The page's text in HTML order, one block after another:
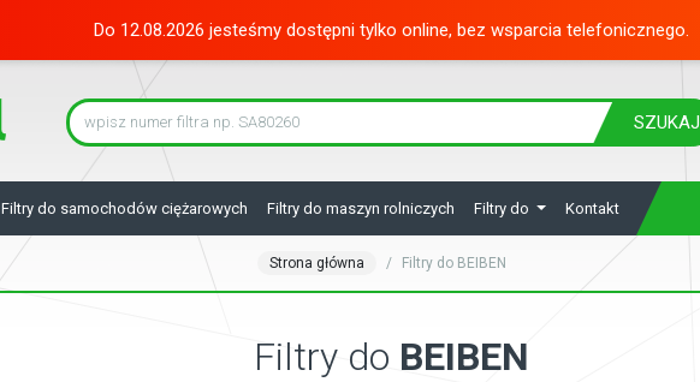
Do 12.08.2026 jesteśmy dostępni tylko online, bez wsparcia telefonicznego.
SZUKAJ
Filtry do samochodów ciężarowych Filtry do maszyn rolniczych Filtry do Kontakt
Strona główna Filtry do BEIBEN
Filtry do BEIBEN